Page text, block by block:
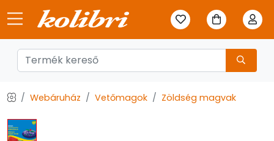
Webáruház Vetőmagok Zöldség magvak